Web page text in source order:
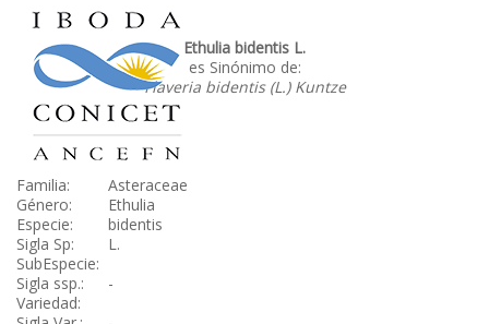
Ethulia bidentis L.
es Sinónimo de:
Flaveria bidentis (L.) Kuntze
Familia:
Asteraceae
Género:
Ethulia
Especie:
bidentis
Sigla Sp:
L.
SubEspecie:
Sigla ssp.:
-
Variedad: